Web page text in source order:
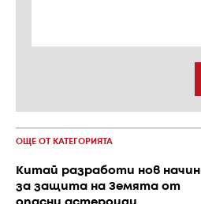
ОЩЕ ОТ КАТЕГОРИЯТА
Китай разработи нов начин
за защита на Земята от